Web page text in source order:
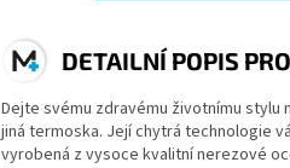
DETAILNÍ POPIS
Dejte svému zdravému životnímu stylu
jiná termoska. Její chytrá technologie
vyrobená z vysoce kvalitnínerezové